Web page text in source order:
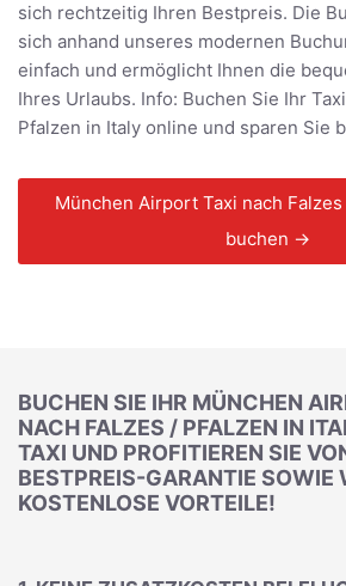
sich rechtzeitig Ihren Bestpreis. Die
sich anhand unseres modernen
einfach und ermöglicht Ihnen die
Ihres Urlaubs. Info: Buchen Sie Ihr
Pfalzen in Italy online und sparen Sie
München Airport Taxi nach
buchen →
BUCHEN SIE IHR MÜNCHEN
NACH FALZES / PFALZEN IN
TAXI UND PROFITIEREN SIE
BESTPREIS-GARANTIE SOWIE
KOSTENLOSE VORTEILE!